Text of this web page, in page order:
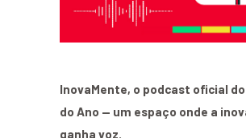
InovaMente, o podcast oficial
do Ano — um espaço onde a
ganha voz.